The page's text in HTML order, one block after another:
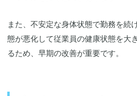
測定方法⑤QQmethod
従業員のプレゼンティーイズム改
また、不安定な身体状態で勤務を続
態が悪化して従業員の健康状態を大
るため、早期の改善が重要です。